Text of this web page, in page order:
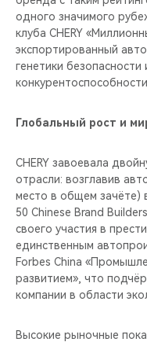
одного значимого
клуба CHERY
экспортированный
генетики безопасности
Глобальный рост и
CHERY завоевала
отрасли: возглавив
место в общем зачёте)
50 Chinese Brand
своего участия в
единственным
Forbes China
развитием», что
компании в области
Высокие рыночные